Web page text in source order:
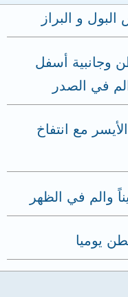
البول و البراز
وجانبية أسفل
في الصدر
مع انتفاخ
والم في الظهر
يوميا